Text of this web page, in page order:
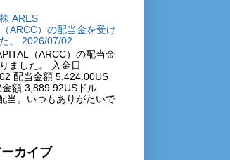
ARES
ARCC）の配当金を受け
。 2026/07/02
（ARCC）の配当金
ました。 入金日
配当金額 5,424.00US
金額 3,889.92USドル
当。いつもありがたいで
カイブ